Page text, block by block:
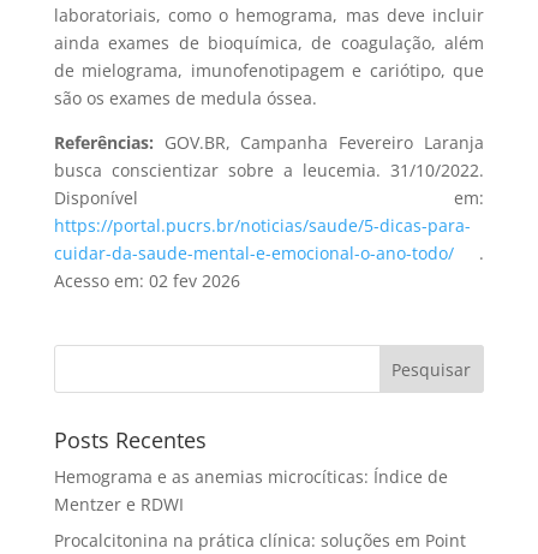
laboratoriais, como o hemograma, mas deve incluir
ainda exames de bioquímica, de coagulação, além
de mielograma, imunofenotipagem e cariótipo, que
são os exames de medula óssea.
Referências: GOV.BR, Campanha Fevereiro Laranja
busca conscientizar sobre a leucemia. 31/10/2022.
Disponível em:
https://portal.pucrs.br/noticias/saude/5-dicas-para-
cuidar-da-saude-mental-e-emocional-o-ano-todo/.
Acesso em: 02 fev 2026
Pesquisar
Posts Recentes
Hemograma e as anemias microcíticas: Índice de
Mentzer e RDWI
Procalcitonina na prática clínica: soluções em Point